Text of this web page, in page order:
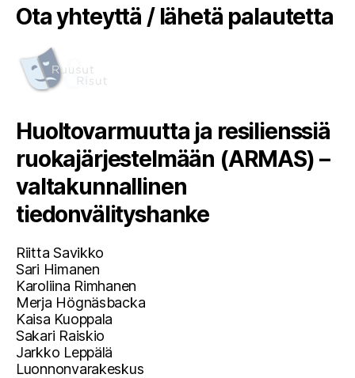
Ota yhteyttä / lähetä palautetta
Huoltovarmuutta ja resilienssiä
ruokajärjestelmään (ARMAS) –
valtakunnallinen
tiedonvälityshanke
Riitta Savikko
Sari Himanen
Karoliina Rimhanen
Merja Högnäsbacka
Kaisa Kuoppala
Sakari Raiskio
Jarkko Leppälä
Luonnonvarakeskus